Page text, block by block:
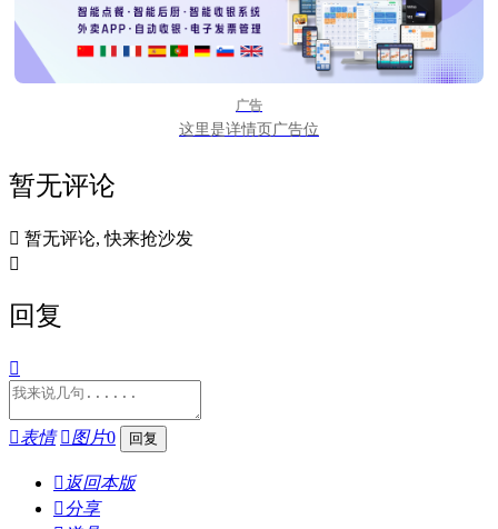
广告
这里是详情页广告位
暂无评论
 暂无评论, 快来抢沙发

回复

表情 图片0
 返回本版
分享